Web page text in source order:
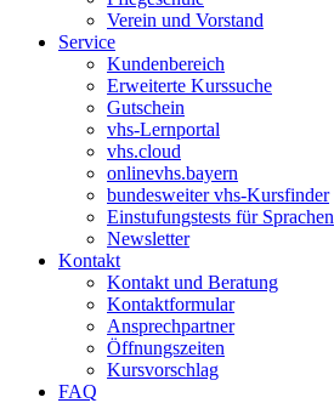
Verein und Vorstand
Service
Kundenbereich
Erweiterte Kurssuche
Gutschein
vhs-Lernportal
vhs.cloud
onlinevhs.bayern
bundesweiter vhs-Kursfinder
Einstufungstests für Sprachen
Newsletter
Kontakt
Kontakt und Beratung
Kontaktformular
Ansprechpartner
Öffnungszeiten
Kursvorschlag
FAQ